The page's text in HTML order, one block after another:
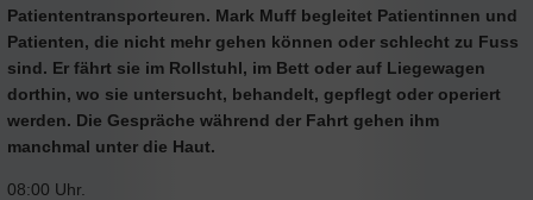
Patiententransporteuren. Mark Muff begleitet Patientinnen und
Patienten, die nicht mehr gehen können oder schlecht zu Fuss
sind. Er fährt sie im Rollstuhl, im Bett oder auf Liegewagen
dorthin, wo sie untersucht, behandelt, gepflegt oder operiert
werden. Die Gespräche während der Fahrt gehen ihm
manchmal unter die Haut.
08:00 Uhr.